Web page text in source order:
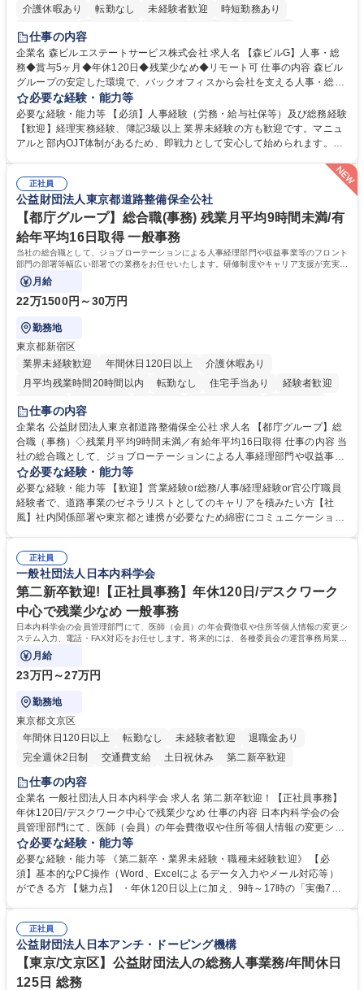
介護休暇あり 転勤なし 未経験者歓迎
時短勤務あり
経験者歓迎
完全週休2日制
交通費支給 長期歓迎 駅近5分以内 土日祝休み
仕事の内容
企業名 森ビルエステートサービス株式会社 求人名 【森ビルG】人事・総
務◆賞与5ヶ月◆年休120日◆残業少なめ◆リモート可 仕事の内容 森ビル
グループの安定した環境で、バックオフィスから会社を支える人事・総務
をお任せします。 労務と総務の業務をバランスよく担当し、ゆくゆくは制
度改定などのコア業務にも挑戦できる、やりがいある環境です。 ■勤怠管
理、給与計算、社会保険手続き、年末調整等の労務管理全般 ■入退社手続
き、社内規定の改定や人事制度改定などのコア業務 ■社内イベントの企画
は部内のOJTを中心に、あなたの経験に合わせて不足している部分はいつ
でも質問・相談できる環境が整っているため、安心して成長できます。 募
集職種 【森ビルG】人事・総務◆賞与5ヶ月◆年休120日◆残業少なめ◆
リモート可
必要な経験・能力等
必要な経験・能力等 【必須】人事経験（労務・給与社保等）及び総務経験
【歓迎】経理実務経験、簿記3級以上 業界未経験の方も歓迎です。マニュ
アルと部内OJT体制があるため、即戦力として安心して始められます。
ます。定型業務に留まらず、社内規定や人事制度の改定など会社のコア業
務に挑戦できるため、自身の成長と組織への貢献度をダイレクトに実感で
きます。 残業少なめ、週1日リモート可など、ワークライフバランスを保
ち長期活躍できる環境です。 「これまでの幅広い経験を活かし、長期的な
キャリアを築きたい」という前向きな意欲と挑戦を全力で応援します。 学
歴・資格 学歴：大学院 大学 高専 短大 専修学校 高校 語学力： 資格：日商
簿記検定1級 日商簿記検定2級 日商簿記検定3級
正社員
公益財団法人東京都道路整備保全公社
【都庁グループ】総合職(事務) 残業月平均9時間未満/有
給年平均16日取得 一般事務
当社の総合職として、ジョブローテーションによる人事経理部門や収益事業等のフロント
部門の部署等幅広い部署での業務をお任せいたします。研修制度やキャリア支援が充実し
ております！ ※下記業務詳細
月給
22万1500円～30万円
勤務地
東京都新宿区
業界未経験歓迎
年間休日120日以上
介護休暇あり
月平均残業時間20時間以内
転勤なし 住宅手当あり
経験者歓迎
研修あり
退職金あり
駅近5分以内
資格取得手当あり 食事補助あり
仕事の内容
企業名 公益財団法人東京都道路整備保全公社 求人名 【都庁グループ】総
合職（事務）◇残業月平均9時間未満／有給年平均16日取得 仕事の内容 当
社の総合職として、ジョブローテーションによる人事経理部門や収益事業
等のフロント部門の部署等幅広い部署での業務をお任せいたします。研修
制度やキャリア支援が充実しております！ ※下記業務詳細 【業務詳細】■
管理部門：広報、人事、経理など当公社の運営に係る管理業務 ■収益部
門：駐車場の新規開拓、管理運営、新宿駅西口広場の「イベントコーナ
道路施設や道路工事現場の見学ツアー事業 ※入社後は上記いずれかの部門
へ配属。※業務内容変更の範囲：会社の定める業務 募集職種 【都庁グル
ープ】総合職（事務）◇残業月平均9時間未満／有給年平均16日取得
必要な経験・能力等
必要な経験・能力等 【歓迎】営業経験or総務/人事/経理経験or官公庁職員
経験者で、道路事業のゼネラリストとしてのキャリアを積みたい方【社
風】社内関係部署や東京都と連携が必要なため綿密にコミュニケーション
部門など多岐に渡る業務を経験できます。 ■様々なプロジェクト：駐車場
事業の他、新宿駅西口広場内に設置された照明を兼ねた広告「ブライトサ
イン」の管理運営を行うなど、事業収益を生み出す活動を積極的に行って
います。 学歴・資格 学歴：大学院 大学 高専 短大 専修学校 高校 語学力：
資格：
正社員
一般社団法人日本内科学会
第二新卒歓迎!【正社員事務】年休120日/デスクワーク
中心で残業少なめ 一般事務
日本内科学会の会員管理部門にて、医師（会員）の年会費徴収や住所等個人情報の変更シ
ステム入力、電話・FAX対応をお任せします。将来的には、各種委員会の運営事務局業務
などにも幅広く携わっていただきます。
月給
23万円～27万円
勤務地
東京都文京区
年間休日120日以上
転勤なし 未経験者歓迎
退職金あり
完全週休2日制
交通費支給 土日祝休み 第二新卒歓迎
仕事の内容
企業名 一般社団法人日本内科学会 求人名 第二新卒歓迎！【正社員事務】
年休120日/デスクワーク中心で残業少なめ 仕事の内容 日本内科学会の会
員管理部門にて、医師（会員）の年会費徴収や住所等個人情報の変更シス
テム入力、電話・FAX対応をお任せします。将来的には、各種委員会の運
営事務局業務などにも幅広く携わっていただきます。 【会員管理・データ
入力業務】 ・医師（会員）の住所変更、個人情報のシステム登録・更新
・年会費の徴収管理や入金データの照合確認 【問い合わせ対応】 ・会員
年休120日/デスクワーク中心で残業少なめ
必要な経験・能力等
必要な経験・能力等 《第二新卒・業界未経験・職種未経験歓迎》 【必
須】基本的なPC操作（Word、Excelによるデータ入力やメール対応等）
ができる方 【魅力点】 ・年休120日以上に加え、9時～17時の「実働7時
整、資料作成、当日の運営サポート 学歴・資格 学歴：大学院 大学 語学
力： 資格：
正社員
公益財団法人日本アンチ・ドーピング機構
【東京/文京区】公益財団法人の総務人事業務/年間休日
125日 総務